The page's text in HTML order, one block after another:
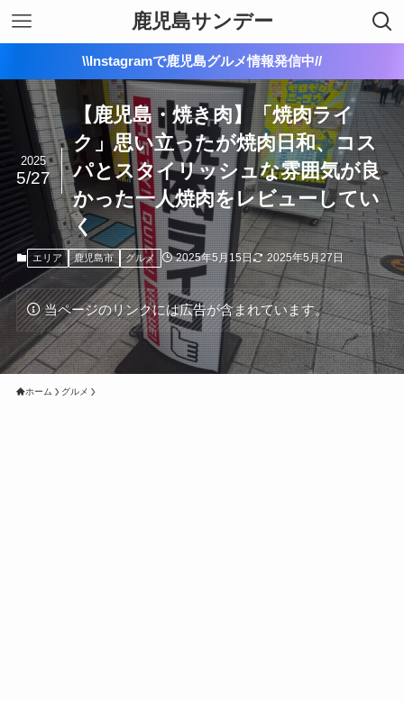
鹿児島サンデー
\\Instagramで鹿児島グルメ情報発信中//
【鹿児島・焼き肉】「焼肉ライ
ク」思い立ったが焼肉日和、コス
パとスタイリッシュな雰囲気が良
かった一人焼肉をレビューしてい
く
2025
5/27
エリア 鹿児島市 グルメ 2025年5月15日 2025年5月27日
当ページのリンクには広告が含まれています。
ホーム グルメ